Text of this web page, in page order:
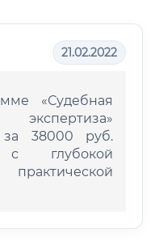
21.02.2022
«Судебная
38000 руб.
глубокой